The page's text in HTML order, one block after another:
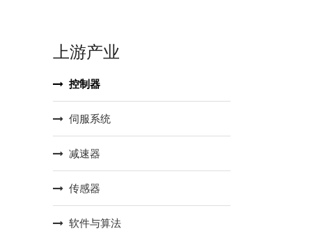
上游产业
控制器
伺服系统
减速器
传感器
软件与算法